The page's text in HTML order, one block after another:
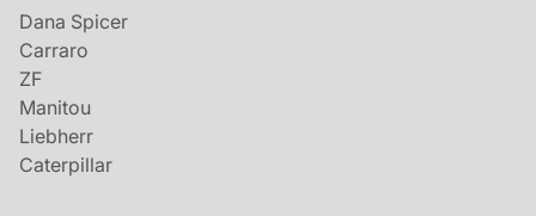
Dana Spicer
Carraro
ZF
Manitou
Liebherr
Caterpillar